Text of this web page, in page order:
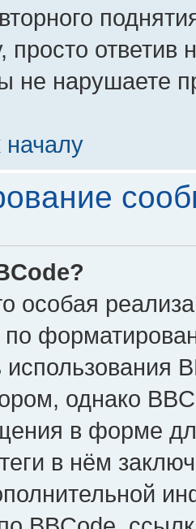
просто ответив
не нарушаете
началу
особая
по
однако
в форме
в нём